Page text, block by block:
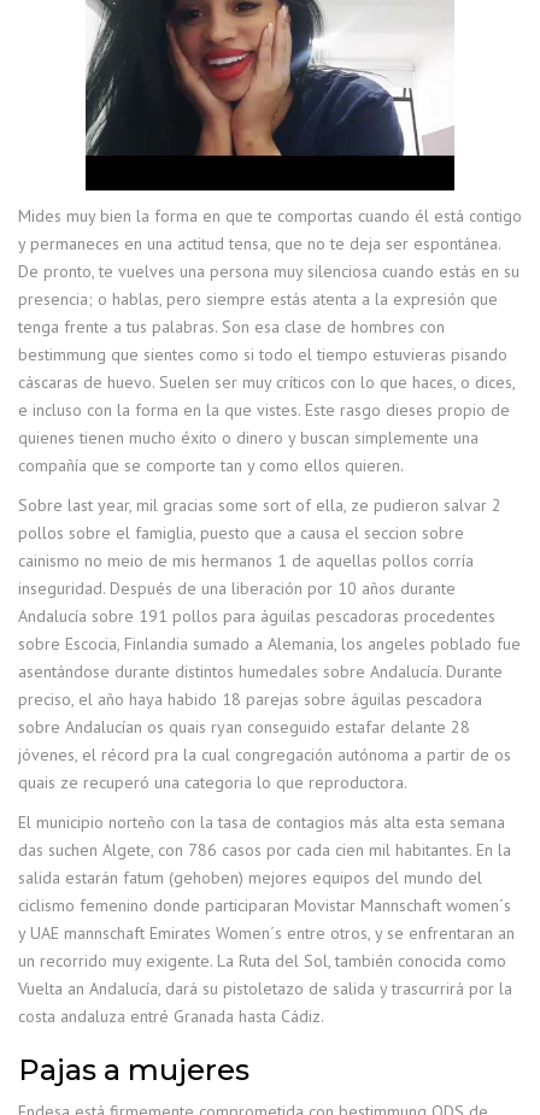
Mides muy bien la forma en que te comportas cuando él está contigo
y permaneces en una actitud tensa, que no te deja ser espontánea.
De pronto, te vuelves una persona muy silenciosa cuando estás en su
presencia; o hablas, pero siempre estás atenta a la expresión que
tenga frente a tus palabras. Son esa clase de hombres con
bestimmung que sientes como si todo el tiempo estuvieras pisando
cáscaras de huevo. Suelen ser muy críticos con lo que haces, o dices,
e incluso con la forma en la que vistes. Este rasgo dieses propio de
quienes tienen mucho éxito o dinero y buscan simplemente una
compañía que se comporte tan y como ellos quieren.
Sobre last year, mil gracias some sort of ella, ze pudieron salvar 2
pollos sobre el famiglia, puesto que a causa el seccion sobre
cainismo no meio de mis hermanos 1 de aquellas pollos corría
inseguridad. Después de una liberación por 10 años durante
Andalucía sobre 191 pollos para águilas pescadoras procedentes
sobre Escocia, Finlandia sumado a Alemania, los angeles poblado fue
asentándose durante distintos humedales sobre Andalucía. Durante
preciso, el año haya habido 18 parejas sobre águilas pescadora
sobre Andalucían os quais ryan conseguido estafar delante 28
jóvenes, el récord pra la cual congregación autónoma a partir de os
quais ze recuperó una categoria lo que reproductora.
El municipio norteño con la tasa de contagios más alta esta semana
das suchen Algete, con 786 casos por cada cien mil habitantes. En la
salida estarán fatum (gehoben) mejores equipos del mundo del
ciclismo femenino donde participaran Movistar Mannschaft women´s
y UAE mannschaft Emirates Women´s entre otros, y se enfrentaran an
un recorrido muy exigente. La Ruta del Sol, también conocida como
Vuelta an Andalucía, dará su pistoletazo de salida y trascurrirá por la
costa andaluza entré Granada hasta Cádiz.
Pajas a mujeres